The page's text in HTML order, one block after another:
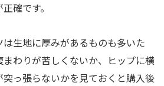
確です。
生地に厚みがあるものも多いた
わりが苦しくないか、ヒップに横
っ張らないかを見ておくと購入後